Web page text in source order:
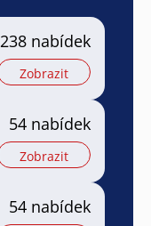
238 nabídek
Zobrazit
54 nabídek
Zobrazit
54 nabídek